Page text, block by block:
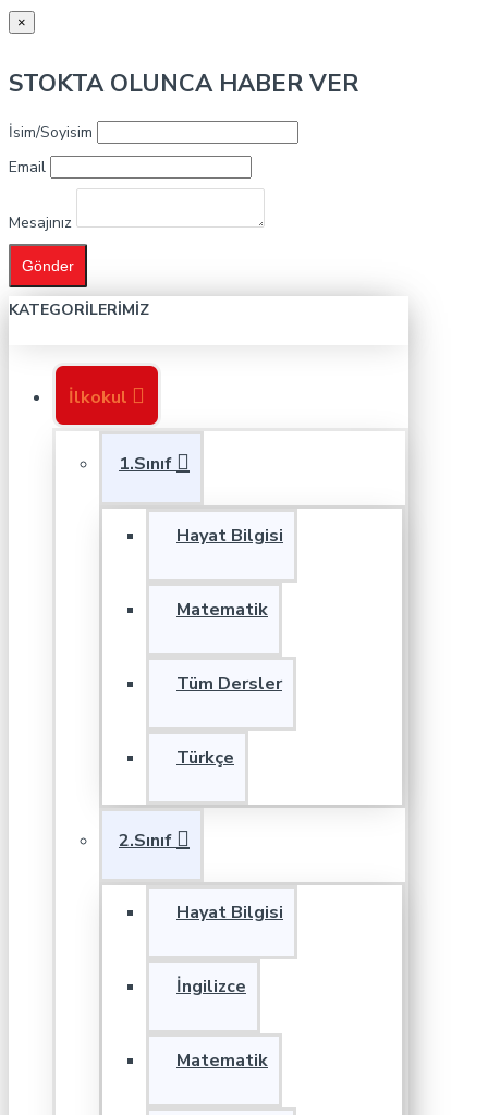
×
STOKTA OLUNCA HABER VER
İsim/Soyisim
Email
Mesajınız
Gönder
KATEGORILERIMIZ
İlkokul
1.Sınıf
Hayat Bilgisi
Matematik
Tüm Dersler
Türkçe
2.Sınıf
Hayat Bilgisi
İngilizce
Matematik